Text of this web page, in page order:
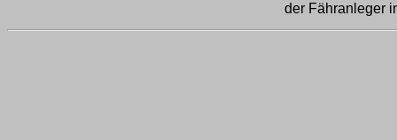
der Fähranleger